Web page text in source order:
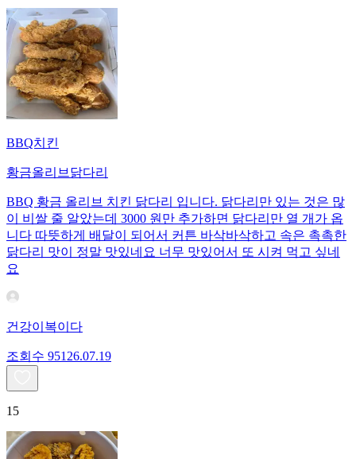
BBQ치킨
황금올리브닭다리
BBQ 황금 올리브 치킨 닭다리 입니다. 닭다리만 있는 것은 많
이 비쌀 줄 알았는데 3000 원만 추가하면 닭다리만 열 개가 옵
니다 따뜻하게 배달이 되어서 커튼 바삭바삭하고 속은 촉촉한
닭다리 맛이 정말 맛있네요 너무 맛있어서 또 시켜 먹고 싶네
요
건강이복이다
조회수 951 26.07.19
15